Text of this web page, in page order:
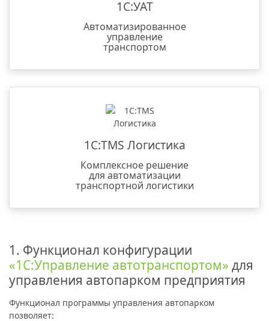
1С:УАТ
Автоматизированное
управление
транспортом
1С:TMS Логистика
Комплексное решение
для автоматизации
транспортной логистики
1. Функционал конфигурации
«1С:Управление автотранспортом» для
управления автопарком предприятия
Функционал программы управления автопарком
позволяет: